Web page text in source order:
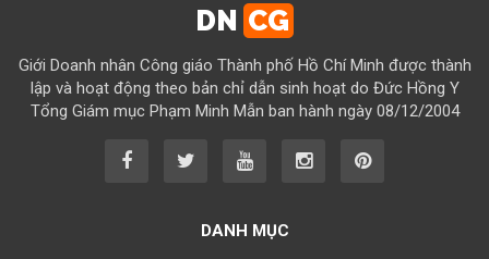
Chúc mừng bổn mạng Chị Maria Nguyễn Tuấn Đông Quân 15/08
Chúc mừng bổn mạng Chị Maria Lâm Thanh Trúc 15/08
Chúc mừng bổn mạng Chị Maria Từ Ngọc Phụng 15/08
Chúc mừng bổn mạng Chị Rosa Nguyễn Mến Quý 23/08
DN CG
Giới Doanh nhân Công giáo Thành phố Hồ Chí Minh được thành
lập và hoạt động theo bản chỉ dẫn sinh hoạt do Đức Hồng Y
Tổng Giám mục Phạm Minh Mẫn ban hành ngày 08/12/2004
DANH MỤC